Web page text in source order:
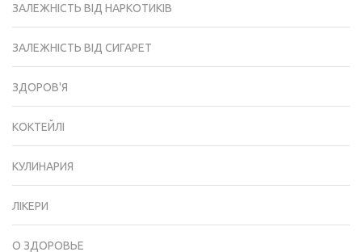
ЗАЛЕЖНІСТЬ ВІД НАРКОТИКІВ
ЗАЛЕЖНІСТЬ ВІД СИГАРЕТ
ЗДОРОВ'Я
КОКТЕЙЛІ
КУЛИНАРИЯ
ЛІКЕРИ
О ЗДОРОВЬЕ